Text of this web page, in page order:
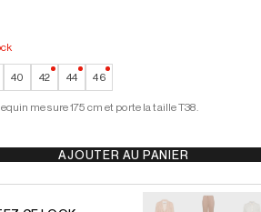
40 42— Faible stock
44— Faible stock
46—
mesure 175 cm et porte la taille T38.
AJOUTER AU PANIER